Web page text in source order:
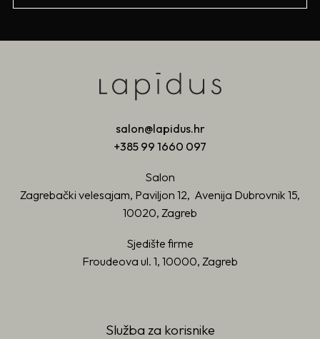
salon@lapidus.hr
+385 99 1660 097
Salon
Zagrebački velesajam, Paviljon 12, Avenija Dubrovnik 15,
10020, Zagreb
Sjedište firme
Froudeova ul. 1, 10000, Zagreb
Služba za korisnike